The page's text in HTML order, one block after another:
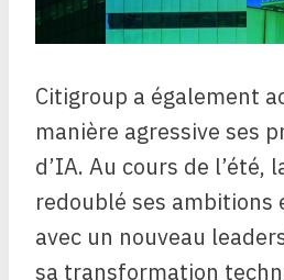
Citigroup a également
manière agressive ses
d’IA. Au cours de l’été,
redoublé ses ambitions
avec un nouveau
sa transformation